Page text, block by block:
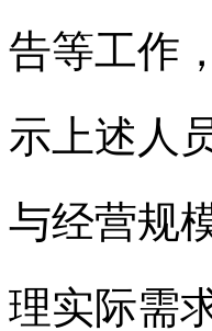
告等工作
示上述人
与经营规
理实际需